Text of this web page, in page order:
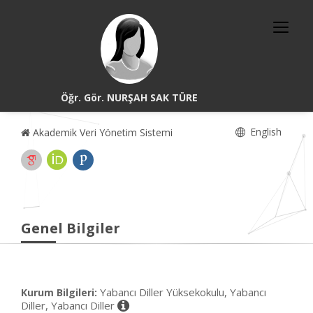
Öğr. Gör. NURŞAH SAK TÜRE
Akademik Veri Yönetim Sistemi English
Genel Bilgiler
Kurum Bilgileri: Yabancı Diller Yüksekokulu, Yabancı
Diller, Yabancı Diller